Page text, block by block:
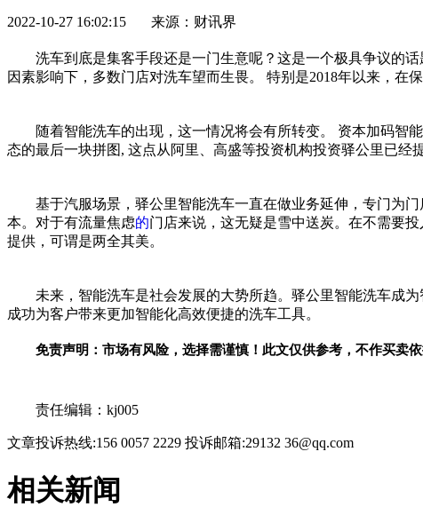
2022-10-27 16:02:15 来源：财讯界
洗车到底是集客手段还是一门生意呢？这是一个极具争议的
因素影响下，多数门店对洗车望而生畏。 特别是2018年以来，
随着智能洗车的出现，这一情况将会有所转变。 资本加码智
态的最后一块拼图, 这点从阿里、高盛等投资机构投资驿公里已经
基于汽服场景，驿公里智能洗车一直在做业务延伸，专门为
本。对于有流量焦虑的门店来说，这无疑是雪中送炭。在不需要
提供，可谓是两全其美。
未来，智能洗车是社会发展的大势所趋。驿公里智能洗车成
成功为客户带来更加智能化高效便捷的洗车工具。
免责声明：市场有风险，选择需谨慎！此文仅供参考，不作买卖依
责任编辑：kj005
文章投诉热线:156 0057 2229 投诉邮箱:29132 36@qq.com
相关新闻